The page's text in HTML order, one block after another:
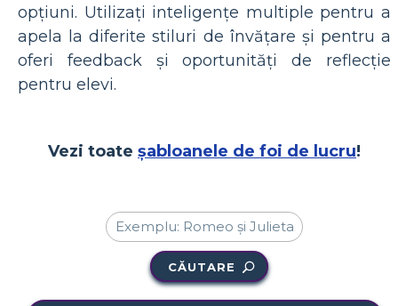
opțiuni. Utilizați inteligențe multiple pentru a
apela la diferite stiluri de învățare și pentru a
oferi feedback și oportunități de reflecție
pentru elevi.
Vezi toate șabloanele de foi de lucru!
CĂUTARE